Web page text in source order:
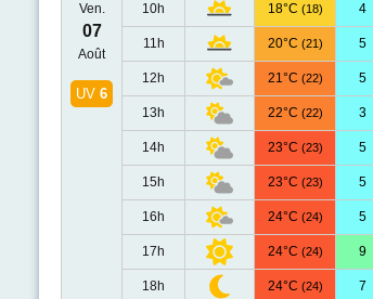
Ven.
07
Août
UV 6
10h 18°C (18) 4
11h 20°C (21) 5
12h 21°C (22) 5
13h 22°C (22) 3
14h 23°C (23) 5
15h 23°C (23) 5
16h 24°C (24) 5
17h 24°C (24) 9
18h 24°C (24) 7